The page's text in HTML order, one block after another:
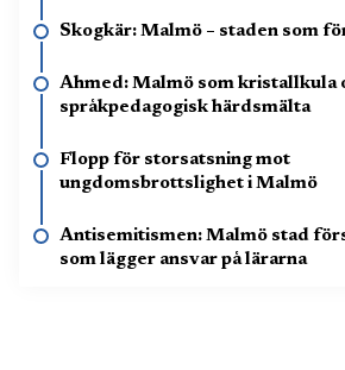
Skogkär: Malmö – staden som
Ahmed: Malmö som kristallkula
språkpedagogisk härdsmälta
Flopp för storsatsning mot
ungdomsbrottslighet i Malmö
Antisemitismen: Malmö stad
som lägger ansvar på lärarna